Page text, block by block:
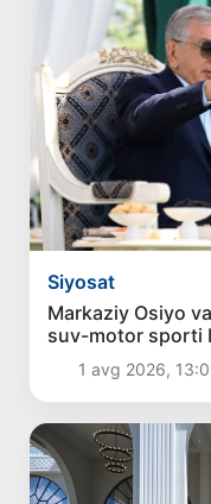
Siyosat
Markaziy Osiyo
suv-motor sporti
ochilishida
1 avg 2026,